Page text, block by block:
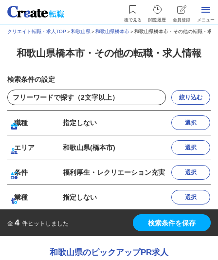
後で見る 閲覧履歴 会員登録 メニュー
クリエイト転職・求人TOP ＞和歌山県＞和歌山県橋本市＞和歌山県橋本市・その他の転職・求人
和歌山県橋本市・その他の転職・求人情報
検索条件の設定
絞り込む
職種 指定しない 選択
エリア 和歌山県(橋本市) 選択
条件 福利厚生・レクリエーション充実 選択
業種 指定しない 選択
全 4 件ヒットしました 検索条件を保存
和歌山県のピックアップPR求人